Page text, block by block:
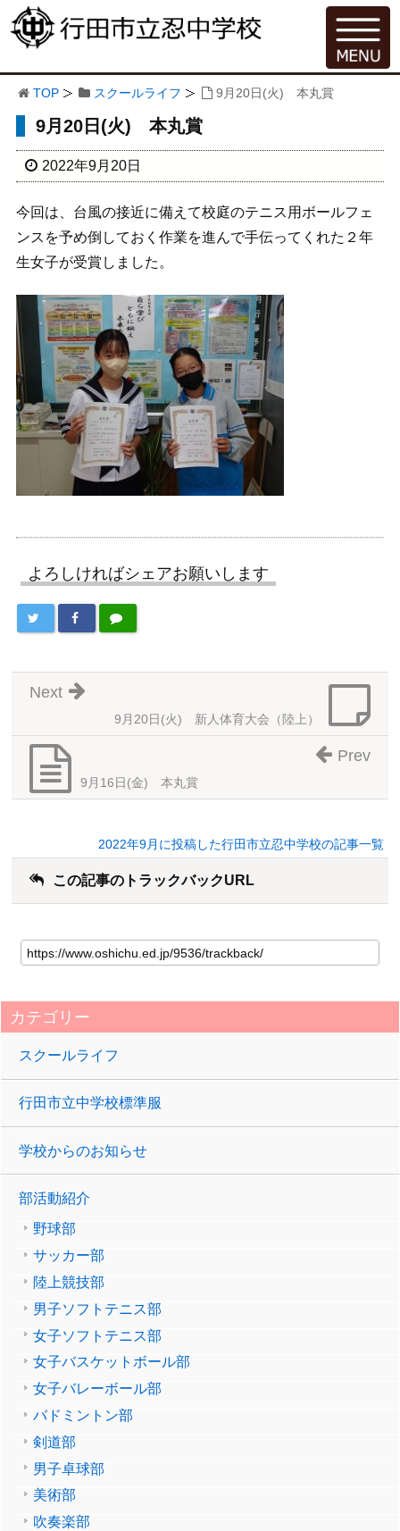
TOP スクールライフ 9月20日(火) 本丸賞
9月20日(火) 本丸賞
2022年9月20日
今回は、台風の接近に備えて校庭のテニス用ボールフェ
ンスを予め倒しておく作業を進んで手伝ってくれた２年
生女子が受賞しました。
よろしければシェアお願いします
9月20日(火) 新人体育大会（陸上）
Next
9月16日(金) 本丸賞
Prev
2022年9月に投稿した行田市立忍中学校の記事一覧
この記事のトラックバックURL
カテゴリー
スクールライフ
行田市立中学校標準服
学校からのお知らせ
部活動紹介
野球部
サッカー部
陸上競技部
男子ソフトテニス部
女子ソフトテニス部
女子バスケットボール部
女子バレーボール部
バドミントン部
剣道部
男子卓球部
美術部
吹奏楽部